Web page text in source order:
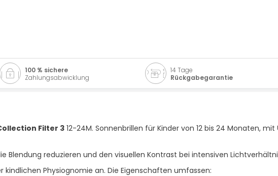
100 % sichere
Zahlungsabwicklung
14 Tage
Rückgabegarantie
Filter 3 12-24M. Sonnenbrillen für Kinder von 12 bis 24 Monaten, mit
Blendung reduzieren und den visuellen Kontrast bei intensiven
kindlichen Physiognomie an. Die Eigenschaften umfassen: